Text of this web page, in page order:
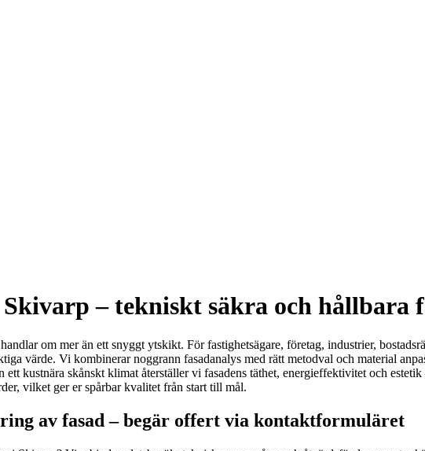
– tekniskt säkra och hållbara
om mer än ett snyggt ytskikt. För fastighetsägare, företag, industrier,
värde. Vi kombinerar noggrann fasadanalys med rätt metodval och material
kustnära skånskt klimat återställer vi fasadens täthet, energieffektivitet och
vilket ger er spårbar kvalitet från start till mål.
av fasad – begär offert via kontaktformuläret